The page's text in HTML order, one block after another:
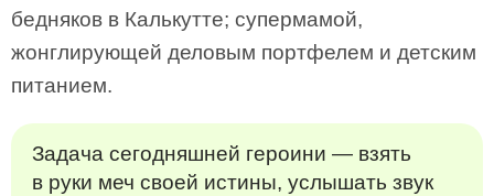
бедняков в Калькутте; супермамой,
жонглирующей деловым портфелем и детским
питанием.
Задача сегодняшней героини — взять
в руки меч своей истины, услышать звук